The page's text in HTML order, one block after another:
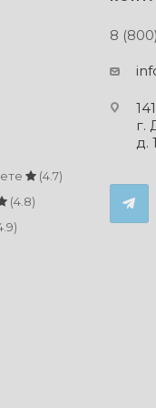
(4.7)
(4.8)
8
г.
д.